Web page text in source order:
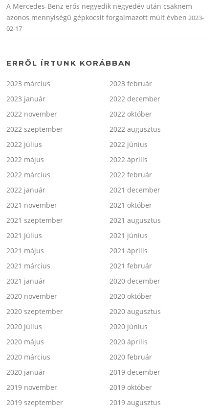
A Mercedes-Benz erős negyedik negyedév után csaknem
azonos mennyiségű gépkocsit forgalmazott múlt évben 2023-
02-17
ERRŐL ÍRTUNK KORÁBBAN
2023 március
2023 február
2023 január
2022 december
2022 november
2022 október
2022 szeptember
2022 augusztus
2022 július
2022 június
2022 május
2022 április
2022 március
2022 február
2022 január
2021 december
2021 november
2021 október
2021 szeptember
2021 augusztus
2021 július
2021 június
2021 május
2021 április
2021 március
2021 február
2021 január
2020 december
2020 november
2020 október
2020 szeptember
2020 augusztus
2020 július
2020 június
2020 május
2020 április
2020 március
2020 február
2020 január
2019 december
2019 november
2019 október
2019 szeptember
2019 augusztus